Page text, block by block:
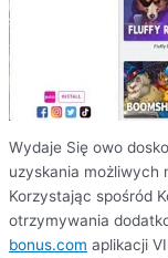
Wydaje Się owo
uzyskania możliwych
Korzystając spośród
otrzymywania
bonus.com aplikacji